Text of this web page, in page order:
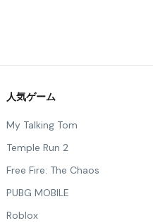
人気ゲーム
My Talking Tom
Temple Run 2
Free Fire: The Chaos
PUBG MOBILE
Roblox